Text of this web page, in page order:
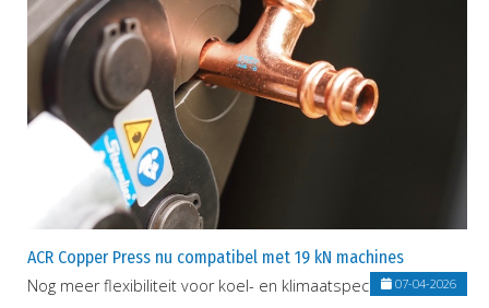
ACR Copper Press nu compatibel met 19 kN machines
Nog meer flexibiliteit voor koel- en klimaatspecialisten07-04-2026